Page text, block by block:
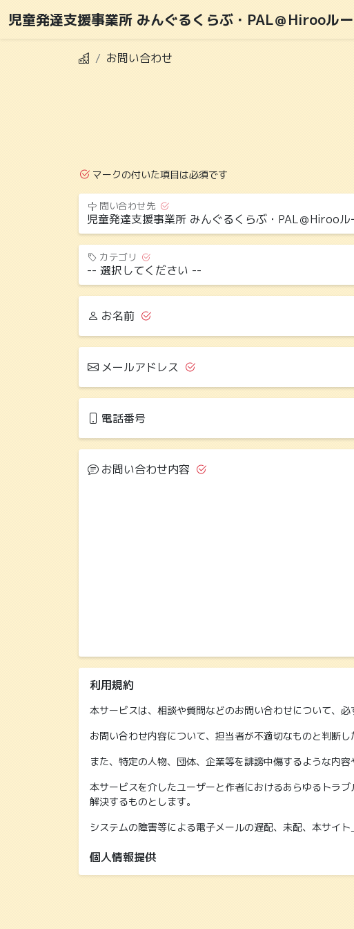
児童発達支援事業所 みんぐるくらぶ・PAL＠Hirooル
お問い合わせ
マークの付いた項目は必須です
問い合わせ先
カテゴリ
お名前
メールアドレス
電話番号
お問い合わせ内容
利用規約
本サービスは、相談や質問などのお問い合わせについて、
お問い合わせ内容について、担当者が不適切なものと判断
また、特定の人物、団体、企業等を誹謗中傷するような内
本サービスを介したユーザーと作者におけるあらゆるトラ
解決するものとします。
システムの障害等による電子メールの遅配、未配、本サイ
個人情報提供
ご入力いただいた個人情報は、児発ねっとで保有し、第三